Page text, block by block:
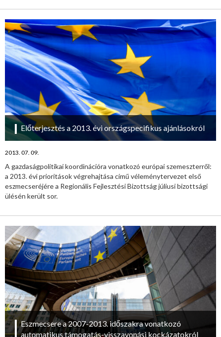
Előterjesztés a 2013. évi országspecifikus ajánlásokról
2013. 07. 09.
A gazdaságpolitikai koordinációra vonatkozó európai szemeszterről:
a 2013. évi prioritások végrehajtása című véleménytervezet első
eszmecseréjére a Regionális Fejlesztési Bizottság júliusi bizottsági
ülésén került sor.
Eszmecsere a 2007-2013. időszakra vonatkozó
automatikus támogatás-visszavonási kockázatokról